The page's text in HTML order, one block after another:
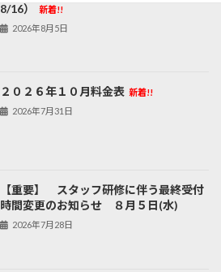
8/16）
新着!!
2026年8月5日
２０２６年１０月料金表 新着!!
2026年7月31日
【重要】 スタッフ研修に伴う最終受付
時間変更のお知らせ ８月５日(水)
2026年7月28日